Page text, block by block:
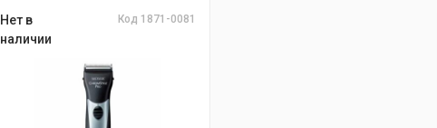
Нет в
наличии
Код 1871-0081